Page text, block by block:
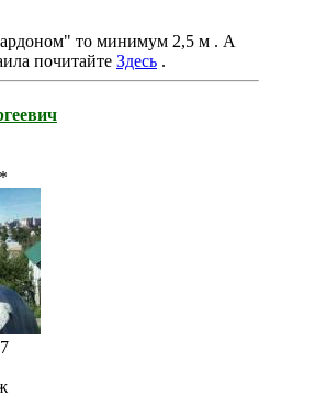
то минимум 2,5 м . А
почитайте Здесь .